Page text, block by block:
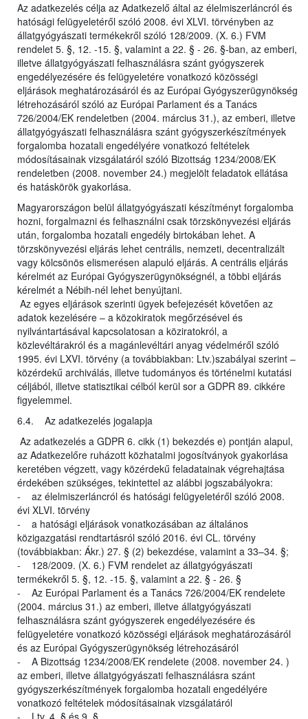
Az adatkezelés célja az Adatkezelő által az élelmiszerláncról és
hatósági felügyeletéről szóló 2008. évi XLVI. törvényben az
állatgyógyászati termékekről szóló 128/2009. (X. 6.) FVM
rendelet 5. §, 12. -15. §, valamint a 22. § - 26. §-ban, az emberi,
illetve állatgyógyászati felhasználásra szánt gyógyszerek
engedélyezésére és felügyeletére vonatkozó közösségi
eljárások meghatározásáról és az Európai Gyógyszerügynökség
létrehozásáról szóló az Európai Parlament és a Tanács
726/2004/EK rendeletben (2004. március 31.), az emberi, illetve
állatgyógyászati felhasználásra szánt gyógyszerkészítmények
forgalomba hozatali engedélyére vonatkozó feltételek
módosításainak vizsgálatáról szóló Bizottság 1234/2008/EK
rendeletben (2008. november 24.) megjelölt feladatok ellátása
és hatáskörök gyakorlása.
Magyarországon belül állatgyógyászati készítményt forgalomba
hozni, forgalmazni és felhasználni csak törzskönyvezési eljárás
után, forgalomba hozatali engedély birtokában lehet. A
törzskönyvezési eljárás lehet centrális, nemzeti, decentralizált
vagy kölcsönös elismerésen alapuló eljárás. A centrális eljárás
kérelmét az Európai Gyógyszerügynökségnél, a többi eljárás
kérelmét a Nébih-nél lehet benyújtani.
Az egyes eljárások szerinti ügyek befejezését követően az
adatok kezelésére – a közokiratok megőrzésével és
nyilvántartásával kapcsolatosan a köziratokról, a
közlevéltárakról és a magánlevéltári anyag védelméről szóló
1995. évi LXVI. törvény (a továbbiakban: Ltv.)szabályai szerint –
közérdekű archiválás, illetve tudományos és történelmi kutatási
céljából, illetve statisztikai célból kerül sor a GDPR 89. cikkére
figyelemmel.
6.4. Az adatkezelés jogalapja
Az adatkezelés a GDPR 6. cikk (1) bekezdés e) pontján alapul,
az Adatkezelőre ruházott közhatalmi jogosítványok gyakorlása
keretében végzett, vagy közérdekű feladatainak végrehajtása
érdekében szükséges, tekintettel az alábbi jogszabályokra:
- az élelmiszerláncról és hatósági felügyeletéről szóló 2008.
évi XLVI. törvény
- a hatósági eljárások vonatkozásában az általános
közigazgatási rendtartásról szóló 2016. évi CL. törvény
(továbbiakban: Ákr.) 27. § (2) bekezdése, valamint a 33–34. §;
- 128/2009. (X. 6.) FVM rendelet az állatgyógyászati
termékekről 5. §, 12. -15. §, valamint a 22. § - 26. §
- Az Európai Parlament és a Tanács 726/2004/EK rendelete
(2004. március 31.) az emberi, illetve állatgyógyászati
felhasználásra szánt gyógyszerek engedélyezésére és
felügyeletére vonatkozó közösségi eljárások meghatározásáról
és az Európai Gyógyszerügynökség létrehozásáról
- A Bizottság 1234/2008/EK rendelete (2008. november 24. )
az emberi, illetve állatgyógyászati felhasználásra szánt
gyógyszerkészítmények forgalomba hozatali engedélyére
vonatkozó feltételek módosításainak vizsgálatáról